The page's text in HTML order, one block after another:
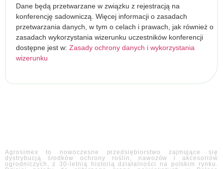
Dane będą przetwarzane w związku z rejestracją na
konferencję sadowniczą. Więcej informacji o zasadach
przetwarzania danych, w tym o celach i prawach, jak również o
zasadach wykorzystania wizerunku uczestników konferencji
dostępne jest w: Zasady ochrony danych i wykorzystania
wizerunku
Agrosimex to nowoczesne przedsiębiorstwo zajmujące się
dystrybucją środków ochrony roślin, nawozów i akcesoriów
ogrodniczych, z 30-letnią historią działalności na polskim rynku.